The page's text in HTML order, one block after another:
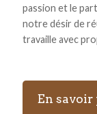
passion et le
notre désir de
travaille avec
En savoir